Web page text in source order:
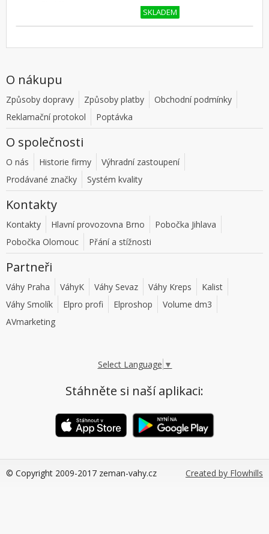
SKLADEM
O nákupu
Způsoby dopravy Způsoby platby
Obchodní podmínky
Reklamační protokol
Poptávka
O společnosti
O nás Historie firmy
Výhradní zastoupení
Prodávané značky
Systém kvality
Kontakty
Kontakty Hlavní provozovna Brno
Pobočka Jihlava
Pobočka Olomouc
Přání a stížnosti
Partneři
Váhy Praha VáhyK Váhy Sevaz Váhy Kreps
Kalist
Váhy Smolík
Elpro profi Elproshop
Volume dm3
AVmarketing
Select Language ▼
Stáhněte si naší aplikaci:
© Copyright 2009-2017 zeman-vahy.cz Created by Flowhills